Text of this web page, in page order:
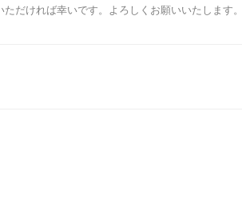
だければ幸いです。よろしくお願いいたします。